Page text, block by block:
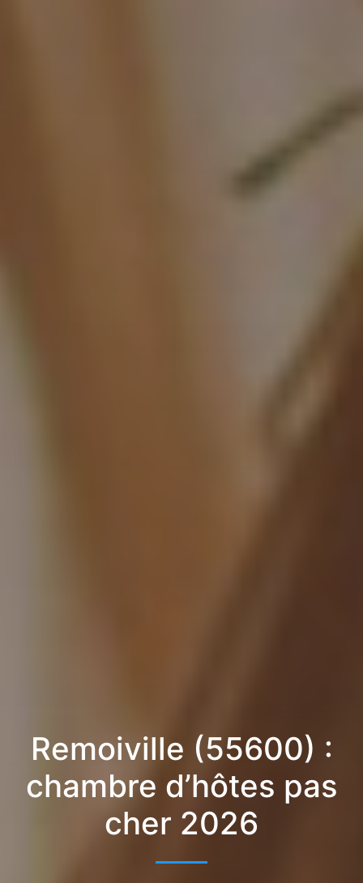
Remoiville (55600) :
chambre d’hôtes pas
cher 2026